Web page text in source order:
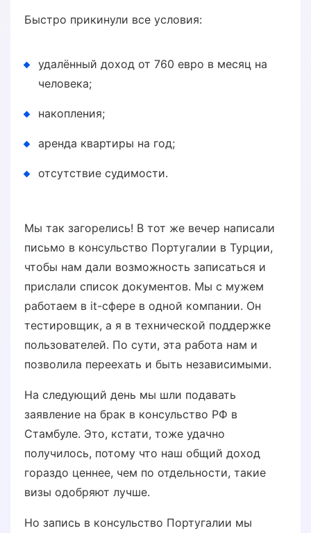
Быстро прикинули все условия:
удалённый доход от 760 евро в месяц на
человека;
накопления;
аренда квартиры на год;
отсутствие судимости.
Мы так загорелись! В тот же вечер написали
письмо в консульство Португалии в Турции,
чтобы нам дали возможность записаться и
прислали список документов. Мы с мужем
работаем в it-сфере в одной компании. Он
тестировщик, а я в технической поддержке
пользователей. По сути, эта работа нам и
позволила переехать и быть независимыми.
На следующий день мы шли подавать
заявление на брак в консульство РФ в
Стамбуле. Это, кстати, тоже удачно
получилось, потому что наш общий доход
гораздо ценнее, чем по отдельности, такие
визы одобряют лучше.
Но запись в консульство Португалии мы